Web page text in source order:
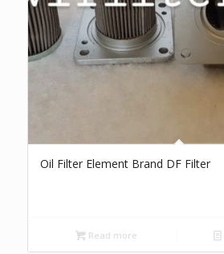
Oil Filter Element Brand DF Filter
Read more